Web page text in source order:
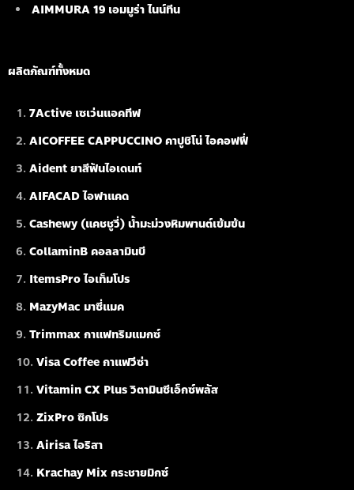
AIMMURA 19 เอมมูร่า ไนน์ทีน
ผลิตภัณฑ์ทั้งหมด
7Active เซเว่นแอคทีฟ
AICOFFEE CAPPUCCINO คาปูชิโน่ ไอคอฟฟี่
Aident ยาสีฟันไอเดนท์
AIFACAD ไอฟาแคด
Cashewy (แคชชูวี่) น้ำมะม่วงหิมพานต์เข้มข้น
CollaminB คอลลามินบี
ItemsPro ไอเท็มโปร
MazyMac มาซี่แมค
Trimmax กาแฟทริมแมกซ์
Visa Coffee กาแฟวีซ่า
Vitamin CX Plus วิตามินซีเอ็กซ์พลัส
ZixPro ซิกโปร
Airisa ไอริสา
Krachay Mix กระชายมิกซ์